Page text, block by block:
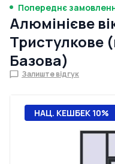
Попереднє
Алюмінієве
Тристулкове
Базова)
Залиште відгук
НАЦ. КЕШБЕК 10%